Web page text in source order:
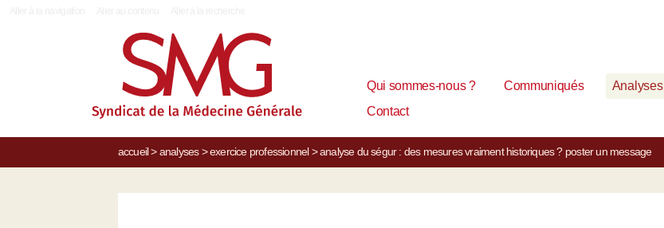
Qui sommes-nous ? Communiqués Analyses
Contact
accueil> analyses> exercice professionnel> analyse du ségur : des mesures vraiment historiques ? poster un message